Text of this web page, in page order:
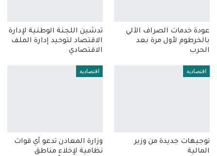
عودة خدمات الصراف الآلي
بالخرطوم لأول مرة بعد
الحرب
تدشين اللجنة الوطنية لإدارة
الاقتصاد لتوحيد إدارة الملف
الاقتصادي
اقتصادية
توجيهات جديدة من وزير
المالية
اقتصادية
وزارة المعادن تدعو أي قوات
نظامية لإخلاء مناطق